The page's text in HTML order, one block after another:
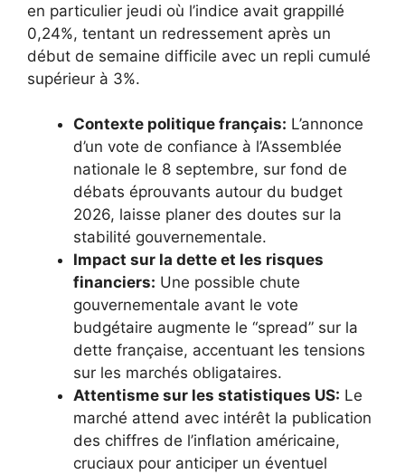
en particulier jeudi où l’indice avait grappillé
0,24%, tentant un redressement après un
début de semaine difficile avec un repli cumulé
supérieur à 3%.
Contexte politique français: L’annonce
d’un vote de confiance à l’Assemblée
nationale le 8 septembre, sur fond de
débats éprouvants autour du budget
2026, laisse planer des doutes sur la
stabilité gouvernementale.
Impact sur la dette et les risques
financiers: Une possible chute
gouvernementale avant le vote
budgétaire augmente le “spread” sur la
dette française, accentuant les tensions
sur les marchés obligataires.
Attentisme sur les statistiques US: Le
marché attend avec intérêt la publication
des chiffres de l’inflation américaine,
cruciaux pour anticiper un éventuel